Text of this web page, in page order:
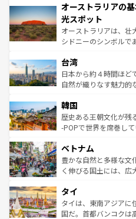
部のニューオーリンズ
文化が魅力。旅行者は
しみながら、その多様
るだろう。車でのロー
情報は
ワイ島は見逃せない。
島だが、静かな自然を
おすすめ。エメラルド
文化や歴史が息づいて
人々、おいしいローカ
ク、伝統的なフラダン
っている。訪れるたび
はコンテンツ一覧
オーストラリアの
光スポット
オーストラリアは、壮
シドニーのシンボルで
リアリーフや大陸中央
ク）、タスマニアの美
ど、見どころがたくさ
いる。アクティビティ
ビング、ハイキングな
い。オーストラリアの
参照してほしい。
台湾
日本から約４時間ほど
自然が織りなす魅力的
ン）、静ひつな山岳地
と山間の静けさが共存
驚きをもたらしてくれ
容にもいいと評判のス
が味わえる。
照してほしい。
韓国
歴史ある王朝文化が残
-POPで世界を席巻し
き、地方に足を延ばせ
できる。そして、キム
まで、さまざまな韓国
リティに包まれながら
わ
覧を参照してほしい。
ベトナム
豊かな自然と多様な文
く伸びる国土には、広
急速な発展と共に伝統
ーチミン市のフランス
醸し出している。また
タイ
タイは、東南アジアに
国だ。首都バンコクは